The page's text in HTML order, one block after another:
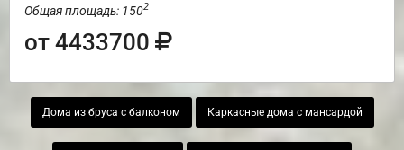
Общая площадь: 1502
от 4433700
Дома из бруса с балконом Каркасные дома с мансардой